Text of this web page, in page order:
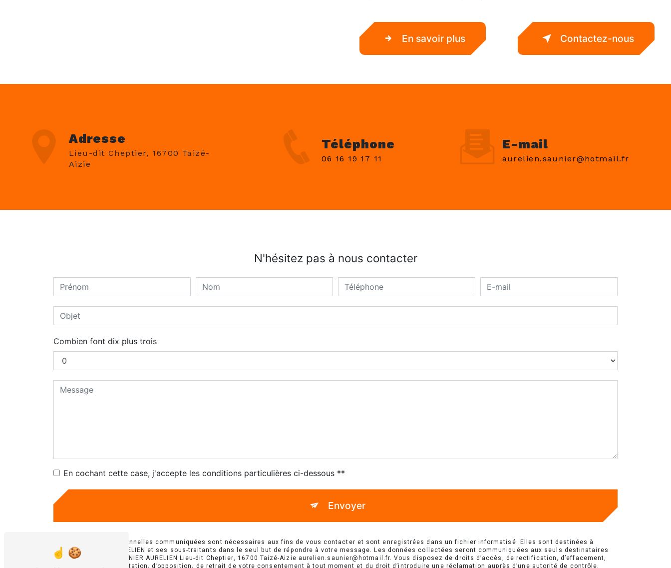
En savoir plus Contactez-nous
Adresse
Lieu-dit Cheptier, 16700 Taizé-
Aizie
Téléphone
06 16 19 17 11
E-mail
aurelien.saunier@hotmail.fr
N'hésitez pas à nous contacter
Combien font dix plus trois
En cochant cette case, j'accepte les conditions particulières ci-dessous **
Envoyer
** Les données personnelles communiquées sont nécessaires aux fins de vous contacter et sont enregistrées dans un fichier informatisé. Elles sont destinées à
E.U.R.L SAUNIER AURELIEN et ses sous-traitants dans le seul but de répondre à votre message. Les données collectées seront communiquées aux seuls destinataires
suivants: E.U.R.L SAUNIER AURELIEN Lieu-dit Cheptier, 16700 Taizé-Aizie aurelien.saunier@hotmail.fr. Vous disposez de droits d’accès, de rectification, d’effacement,
de portabilité, de limitation, d’opposition, de retrait de votre consentement à tout moment et du droit d’introduire une réclamation auprès d’une autorité de contrôle,